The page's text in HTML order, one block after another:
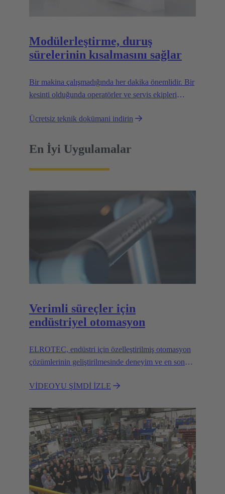
Modülerleştirme, duruş
sürelerinin kısalmasını sağlar
Bir makina çalışmadığında her dakika önemlidir. Bir
kesinti olduğunda operatörler ve servis ekipleri
durumlarda tesisin besleme bağlantılarına müdahale
Ücretsiz teknik dokümani indirin
En İyi Uygulamalar
Verimli süreçler için
endüstriyel otomasyon
ELROTEC, endüstri için özelleştirilmiş otomasyon
çözümlerinin geliştirilmesinde deneyim ve en son
VİDEOYU ŞİMDİ İZLE